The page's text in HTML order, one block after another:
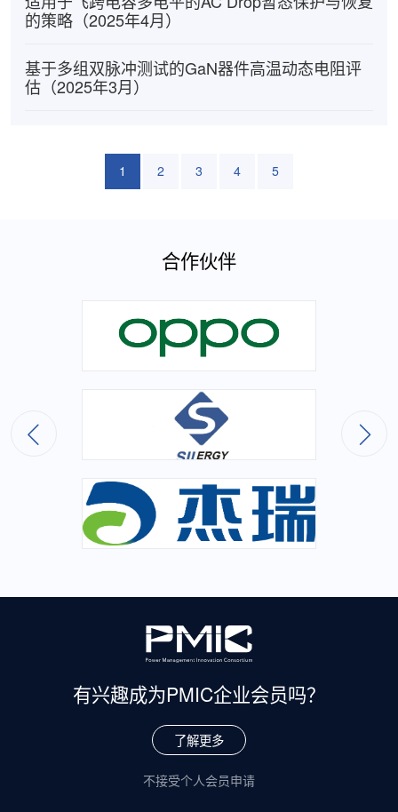
的策略（2025年4月）
基于多组双脉冲测试的GaN器件高温动态电阻评
估（2025年3月）
1 2 3 4 5
合作伙伴
有兴趣成为PMIC企业会员吗？
了解更多
不接受个人会员申请